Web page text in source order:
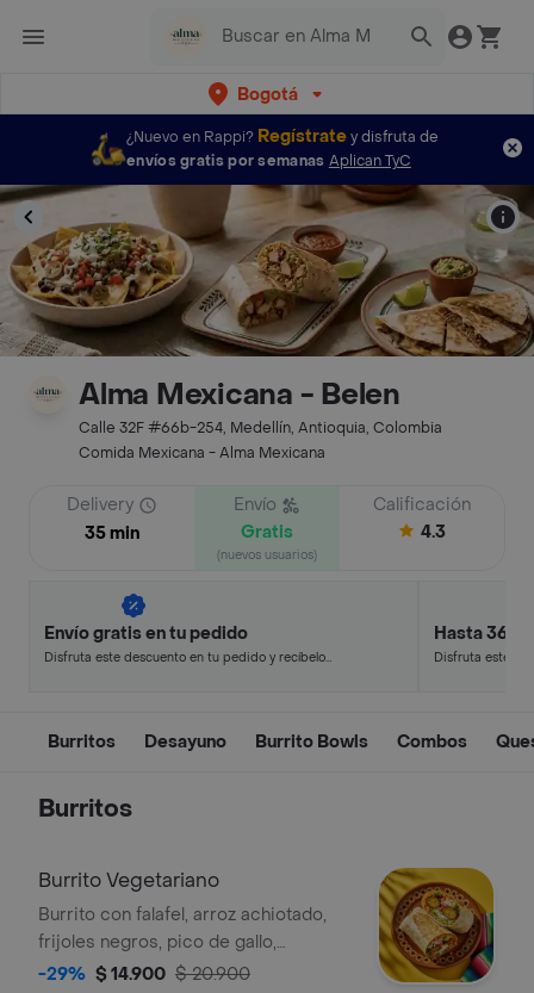
Bogotá
¿Nuevo en Rappi? Regístratey disfruta de
envíos gratis por semanas Aplican TyC
Alma Mexicana - Belen
Calle 32F #66b-254, Medellín, Antioquia, Colombia
Comida Mexicana - Alma Mexicana
Delivery
35 min
Envío
Gratis
(nuevos usuarios)
Calificación
4.3
Envío gratis en tu pedido
Disfruta este descuento en tu pedido y recíbelo
Hasta 36%
Disfruta este
Burritos Desayuno Burrito Bowls Combos
Burritos
Burrito Vegetariano
Burrito con falafel, arroz achiotado,
frijoles negros, pico de gallo,
guacamole, queso, lechuga, totopos
-29% $ 14.900 $ 20.900